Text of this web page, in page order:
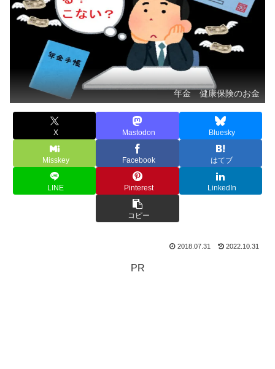
年金 健康保険のお金
X Mastodon Bluesky
Misskey Facebook はてブ
LINE Pinterest LinkedIn
コピー
2018.07.31 2022.10.31
PR